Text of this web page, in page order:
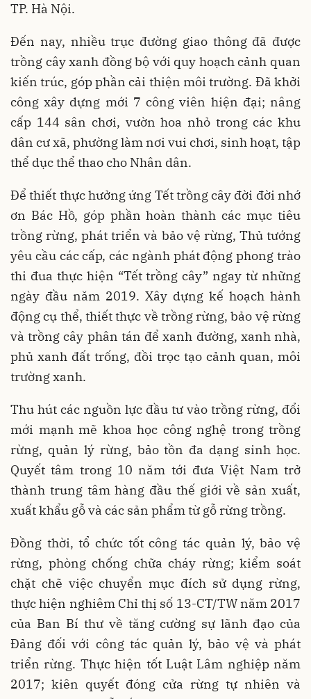
TP. Hà Nội.
Đến nay, nhiều trục đường giao thông đã được
trồng cây xanh đồng bộ với quy hoạch cảnh quan
kiến trúc, góp phần cải thiện môi trường. Đã khởi
công xây dựng mới 7 công viên hiện đại; nâng
cấp 144 sân chơi, vườn hoa nhỏ trong các khu
dân cư xã, phường làm nơi vui chơi, sinh hoạt, tập
thể dục thể thao cho Nhân dân.
Để thiết thực hưởng ứng Tết trồng cây đời đời nhớ
ơn Bác Hồ, góp phần hoàn thành các mục tiêu
trồng rừng, phát triển và bảo vệ rừng, Thủ tướng
yêu cầu các cấp, các ngành phát động phong trào
thi đua thực hiện “Tết trồng cây” ngay từ những
ngày đầu năm 2019. Xây dựng kế hoạch hành
động cụ thể, thiết thực về trồng rừng, bảo vệ rừng
và trồng cây phân tán để xanh đường, xanh nhà,
phủ xanh đất trống, đồi trọc tạo cảnh quan, môi
trường xanh.
Thu hút các nguồn lực đầu tư vào trồng rừng, đổi
mới mạnh mẽ khoa học công nghệ trong trồng
rừng, quản lý rừng, bảo tồn đa dạng sinh học.
Quyết tâm trong 10 năm tới đưa Việt Nam trở
thành trung tâm hàng đầu thế giới về sản xuất,
xuất khẩu gỗ và các sản phẩm từ gỗ rừng trồng.
Đồng thời, tổ chức tốt công tác quản lý, bảo vệ
rừng, phòng chống chữa cháy rừng; kiểm soát
chặt chẽ việc chuyển mục đích sử dụng rừng,
thực hiện nghiêm Chỉ thị số 13-CT/TW năm 2017
của Ban Bí thư về tăng cường sự lãnh đạo của
Đảng đối với công tác quản lý, bảo vệ và phát
triển rừng. Thực hiện tốt Luật Lâm nghiệp năm
2017; kiên quyết đóng cửa rừng tự nhiên và